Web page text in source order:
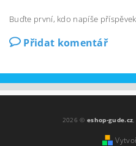
Buďte první, kdo napíše
Přidat komentář
2026 ©eshop-gude.cz